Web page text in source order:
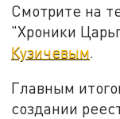
Смотрите на
"Хроники
Кузичевым.
Главным
создании